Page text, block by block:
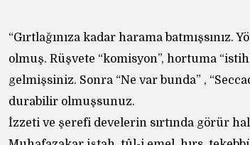
“Gırtlağınıza kadar harama
olmuş. Rüşvete “komisyon”, hortuma
gelmişsiniz. Sonra “Ne var bunda” ,
durabilir olmuşsunuz.
İzzeti ve şerefi develerin sırtında görür